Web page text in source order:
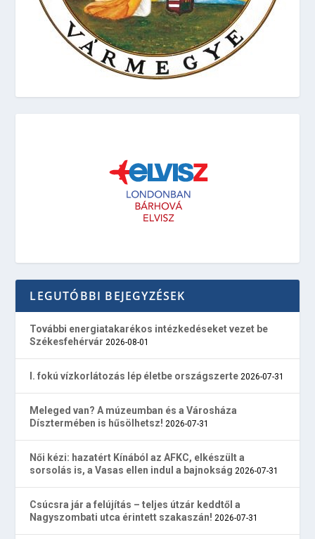
LEGUTÓBBI BEJEGYZÉSEK
További energiatakarékos intézkedéseket vezet be
Székesfehérvár 2026-08-01
I. fokú vízkorlátozás lép életbe országszerte 2026-07-31
Meleged van? A múzeumban és a Városháza
Dísztermében is hűsölhetsz! 2026-07-31
Női kézi: hazatért Kínából az AFKC, elkészült a
sorsolás is, a Vasas ellen indul a bajnokság 2026-07-31
Csúcsra jár a felújítás – teljes útzár keddtől a
Nagyszombati utca érintett szakaszán! 2026-07-31